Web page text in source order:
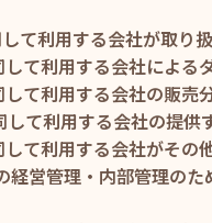
て利用する会社が取り
て利用する会社による
て利用する会社の販売
て利用する会社の提供
て利用する会社がその
経営管理・内部管理のた